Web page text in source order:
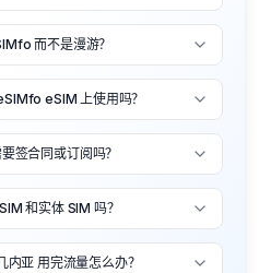
而不是漫游？
eSIM 上使用吗？
签合同或订阅吗？
和实体 SIM 吗？
内亚 用完流量怎么办？